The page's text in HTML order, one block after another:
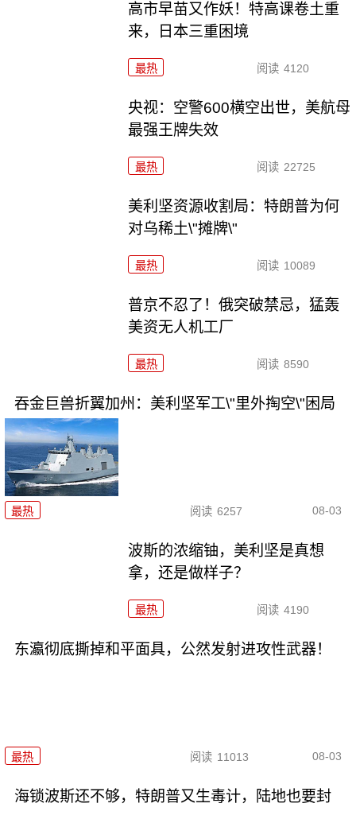
高市早苗又作妖！特高课卷土重
来，日本三重困境
最热 阅读 4120
央视：空警600横空出世，美航母
最强王牌失效
最热 阅读 22725
美利坚资源收割局：特朗普为何
对乌稀土\"摊牌\"
最热 阅读 10089
普京不忍了！俄突破禁忌，猛轰
美资无人机工厂
最热 阅读 8590
吞金巨兽折翼加州：美利坚军工\"里外掏空\"困局
最热 阅读 6257 08-03
波斯的浓缩铀，美利坚是真想
拿，还是做样子？
最热 阅读 4190
东瀛彻底撕掉和平面具，公然发射进攻性武器！
最热 阅读 11013 08-03
海锁波斯还不够，特朗普又生毒计，陆地也要封